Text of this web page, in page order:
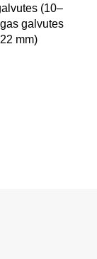
(10–
galvutes
mm)